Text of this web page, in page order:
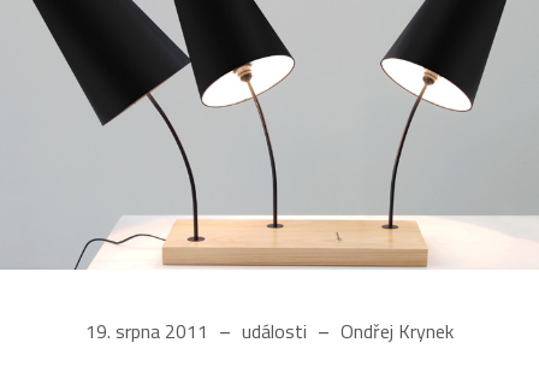
19. srpna 2011 události Ondřej Krynek